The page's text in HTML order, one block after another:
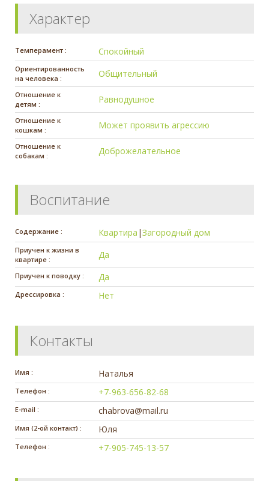
Характер
Темперамент : Спокойный
Ориентированность
на человека :
Общительный
Отношение к
детям :
Равнодушное
Отношение к
кошкам :
Может проявить агрессию
Отношение к
собакам :
Доброжелательное
Воспитание
Содержание : Квартира |Загородный дом
Приучен к жизни в
квартире :
Да
Приучен к поводку : Да
Дрессировка : Нет
Контакты
Имя : Наталья
Телефон : +7-963-656-82-68
E-mail : chabrova@mail.ru
Имя (2-ой контакт) : Юля
Телефон : +7-905-745-13-57